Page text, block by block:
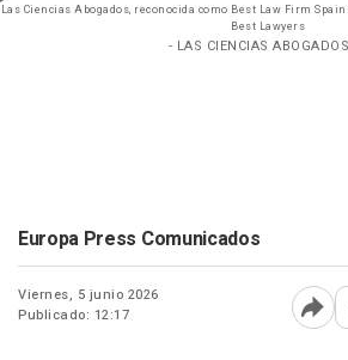
Las Ciencias Abogados, reconocida como Best Law Firm
Best Lawyers
- LAS CIENCIAS ABOGADOS
Europa Press Comunicados
Viernes, 5 junio 2026
Publicado: 12:17